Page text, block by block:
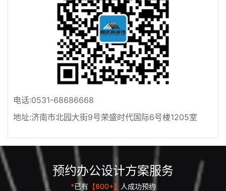
电话:0531-68686668
地址:济南市北园大街9号荣盛时代国际6号楼1205室
预约办公设计方案服务
*已有【800+】 人成功预约